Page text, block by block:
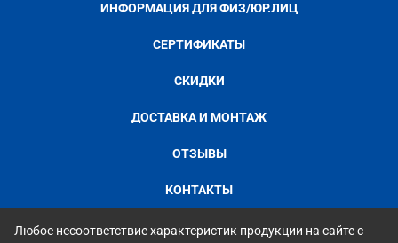
ИНФОРМАЦИЯ ДЛЯ ФИЗ/ЮР.ЛИЦ
СЕРТИФИКАТЫ
СКИДКИ
ДОСТАВКА И МОНТАЖ
ОТЗЫВЫ
КОНТАКТЫ
Любое несоответствие характеристик продукции на сайте с